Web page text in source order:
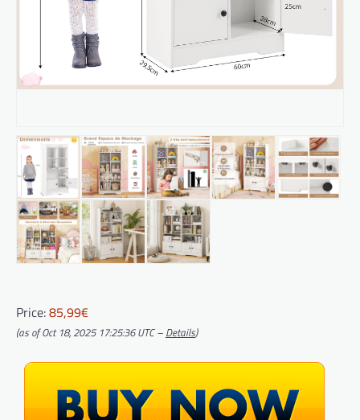
Price:85,99€
(as of Oct 18, 2025 17:25:36 UTC – Details)